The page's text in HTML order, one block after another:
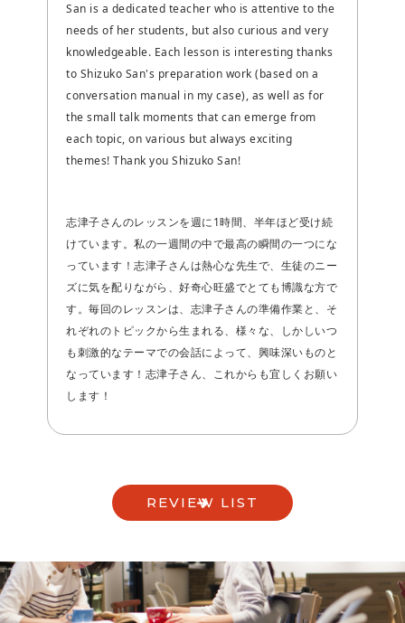
San is a dedicated teacher who is attentive to the
needs of her students, but also curious and very
knowledgeable. Each lesson is interesting thanks
to Shizuko San's preparation work (based on a
conversation manual in my case), as well as for
the small talk moments that can emerge from
each topic, on various but always exciting
themes! Thank you Shizuko San!
志津子さんのレッスンを週に1時間、半年ほど受け続
けています。私の一週間の中で最高の瞬間の一つにな
っています！志津子さんは熱心な先生で、生徒のニー
ズに気を配りながら、好奇心旺盛でとても博識な方で
す。毎回のレッスンは、志津子さんの準備作業と、そ
れぞれのトピックから生まれる、様々な、しかしいつ
も刺激的なテーマでの会話によって、興味深いものと
なっています！志津子さん、これからも宜しくお願い
します！
REVIEW LIST